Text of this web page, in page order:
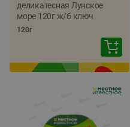
деликатесная Лунское
море 120г ж/б ключ
120г